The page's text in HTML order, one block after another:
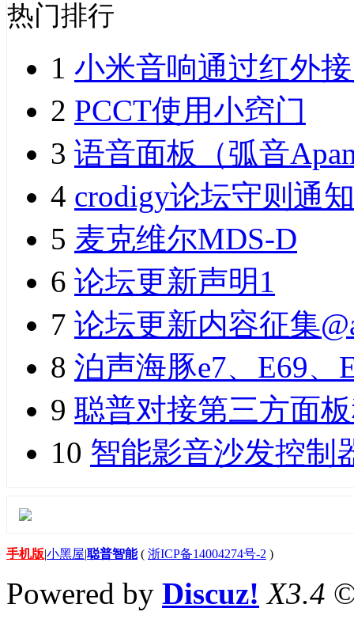
热门排行
1 小米音响通过红外
2 PCCT使用小窍门
3 语音面板（弧音
4 crodigy论坛守则通知
5 麦克维尔MDS-D
6 论坛更新声明1
7 论坛更新内容征集
8 泊声海豚e7、E69、
9 聪普对接第三方面
10 智能影音沙发控制
手机版|小黑屋|聪普智能( 浙ICP备14004274号-2 )
Powered by Discuz! X3.4